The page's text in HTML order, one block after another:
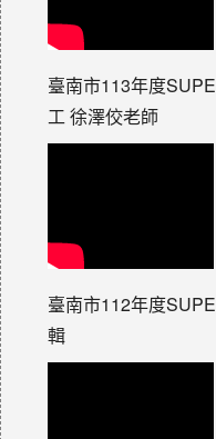
臺南市113年度
工 徐澤佼老師
臺南市112年度
輯